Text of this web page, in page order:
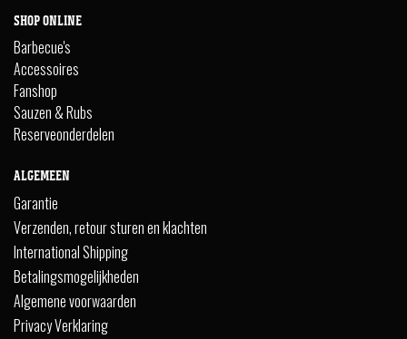
SHOP ONLINE
Barbecue's
Accessoires
Fanshop
Sauzen & Rubs
Reserveonderdelen
ALGEMEEN
Garantie
Verzenden, retour sturen en klachten
International Shipping
Betalingsmogelijkheden
Algemene voorwaarden
Privacy Verklaring